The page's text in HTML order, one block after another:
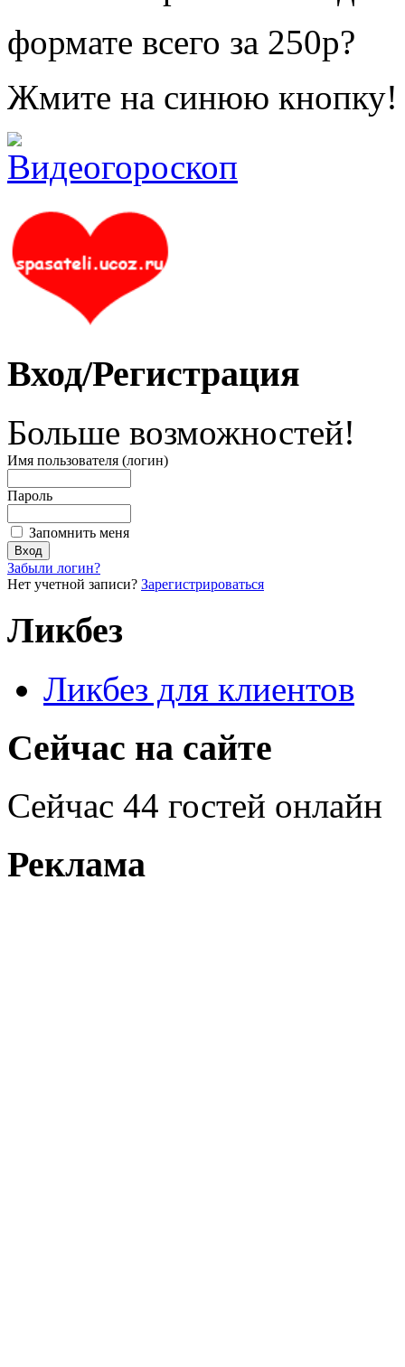
формате всего за 250р?
Жмите на синюю кнопку!
Вход/Регистрация
Больше возможностей!
Имя пользователя (логин)
Пароль
Запомнить меня
Забыли логин?
Нет учетной записи? Зарегистрироваться
Ликбез
Ликбез для клиентов
Сейчас на сайте
Сейчас 44 гостей онлайн
Реклама